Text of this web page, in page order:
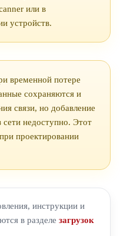
или в
устройств.
временной потере
сохраняются и
связи, но добавление
недоступно. Этот
проектировании
инструкции и
в разделе загрузок